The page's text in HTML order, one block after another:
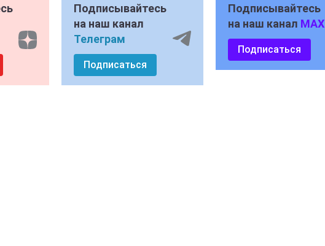
Подписывайтесь
на наш канал
Телеграм
Подписаться
Подписывайтесь
на наш канал MAX
Подписаться